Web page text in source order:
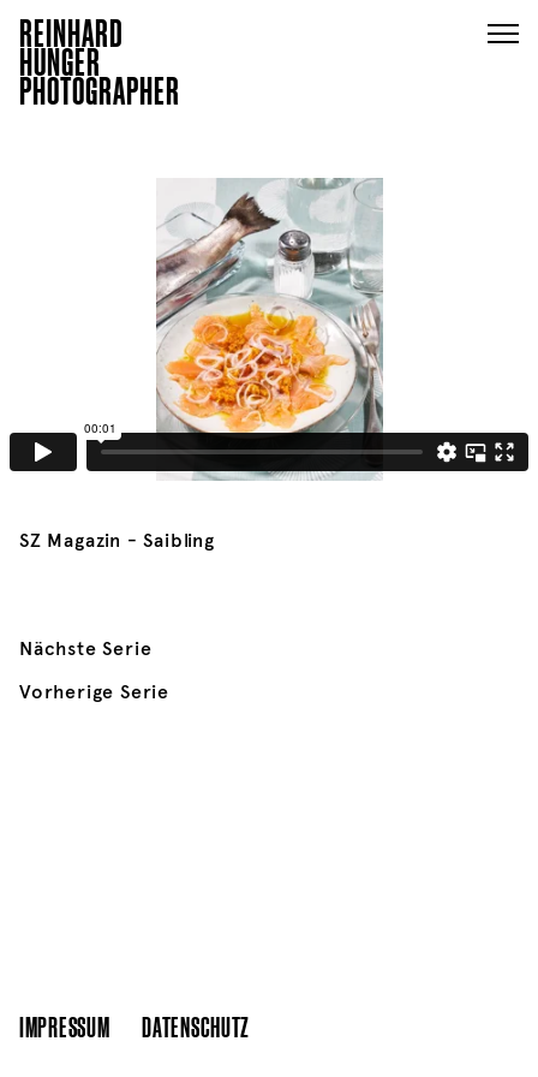
REINHARD
HUNGER
PHOTOGRAPHER
SZ Magazin - Saibling
Nächste Serie
Vorherige Serie
IMPRESSUM DATENSCHUTZ